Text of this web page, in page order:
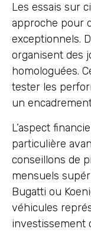
Les essais sur
approche pour
exceptionnels.
organisent des
homologuées.
tester les
un
L’aspect
particulière
conseillons de
mensuels
Bugatti ou
véhicules
investissement